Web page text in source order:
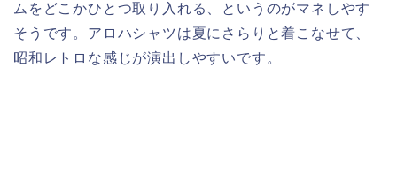
ムをどこかひとつ取り入れる、というのがマネしやす
そうです。アロハシャツは夏にさらりと着こなせて、
昭和レトロな感じが演出しやすいです。